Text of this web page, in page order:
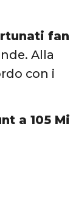
fan
Alla
con i
a 105 Mi